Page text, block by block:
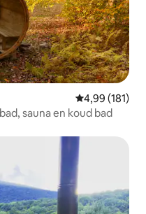
Gemiddelde
4,99 (181)
sauna en koud bad